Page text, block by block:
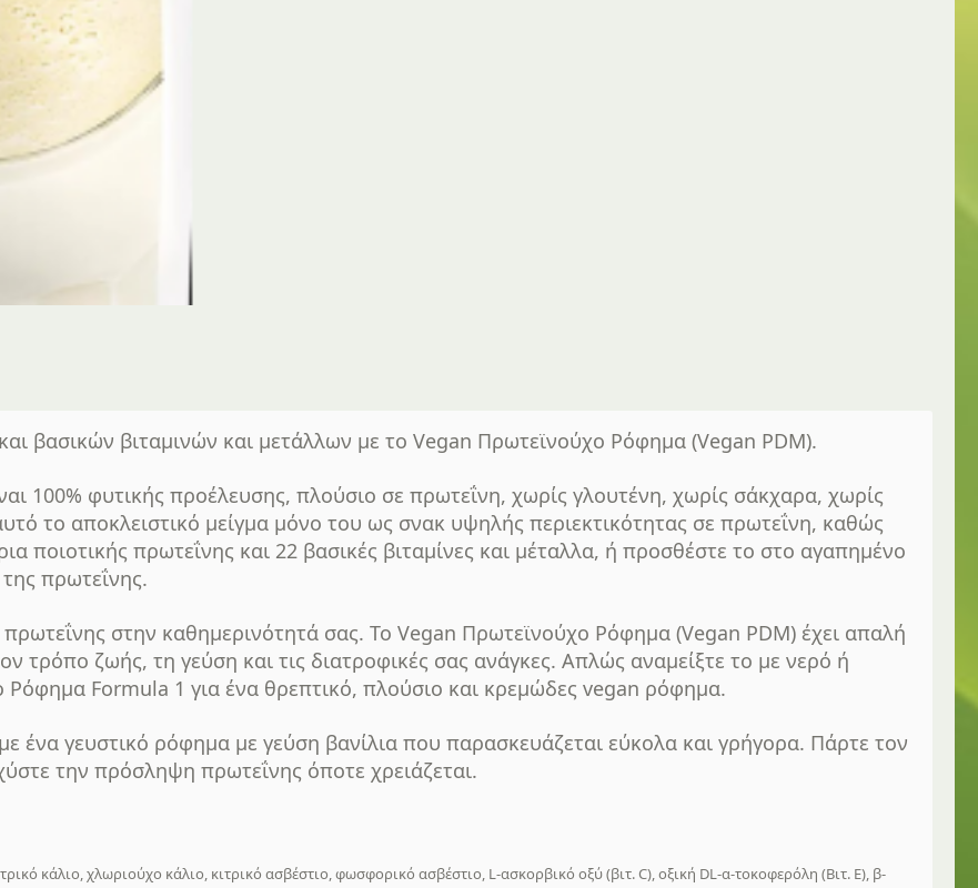
βασικών βιταμινών και μετάλλων με το Vegan Πρωτεϊνούχο Ρόφημα (Vegan PDM).
100% φυτικής προέλευσης, πλούσιο σε πρωτεΐνη, χωρίς γλουτένη, χωρίς σάκχαρα, χωρίς
το αποκλειστικό μείγμα μόνο του ως σνακ υψηλής περιεκτικότητας σε πρωτεΐνη, καθώς
ποιοτικής πρωτεΐνης και 22 βασικές βιταμίνες και μέταλλα, ή προσθέστε το στο αγαπημένο
πρωτεΐνης.
στην καθημερινότητά σας. Το Vegan Πρωτεϊνούχο Ρόφημα (Vegan PDM) έχει απαλή
τρόπο ζωής, τη γεύση και τις διατροφικές σας ανάγκες. Απλώς αναμείξτε το με νερό ή
Formula 1 για ένα θρεπτικό, πλούσιο και κρεμώδες vegan ρόφημα.
ένα γευστικό ρόφημα με γεύση βανίλια που παρασκευάζεται εύκολα και γρήγορα. Πάρτε τον
την πρόσληψη πρωτεΐνης όποτε χρειάζεται.
κάλιο, χλωριούχο κάλιο, κιτρικό ασβέστιο, φωσφορικό ασβέστιο, L-ασκορβικό οξύ (βιτ. C), οξική DL-α-τοκοφερόλη (Βιτ. Ε), β-